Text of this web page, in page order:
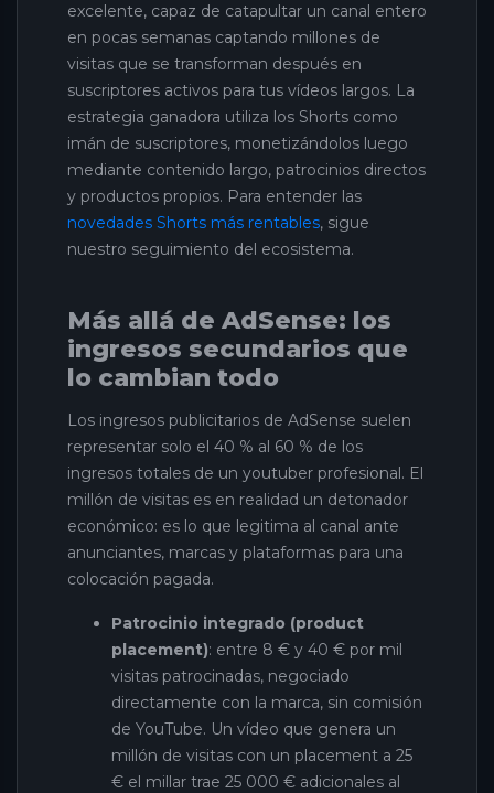
excelente, capaz de catapultar un canal entero
en pocas semanas captando millones de
visitas que se transforman después en
suscriptores activos para tus vídeos largos. La
estrategia ganadora utiliza los Shorts como
imán de suscriptores, monetizándolos luego
mediante contenido largo, patrocinios directos
y productos propios. Para entender las
novedades Shorts más rentables, sigue
nuestro seguimiento del ecosistema.
Más allá de AdSense: los
ingresos secundarios que
lo cambian todo
Los ingresos publicitarios de AdSense suelen
representar solo el 40 % al 60 % de los
ingresos totales de un youtuber profesional. El
millón de visitas es en realidad un detonador
económico: es lo que legitima al canal ante
anunciantes, marcas y plataformas para una
colocación pagada.
Patrocinio integrado (product
placement): entre 8 € y 40 € por mil
visitas patrocinadas, negociado
directamente con la marca, sin comisión
de YouTube. Un vídeo que genera un
millón de visitas con un placement a 25
€ el millar trae 25 000 € adicionales al